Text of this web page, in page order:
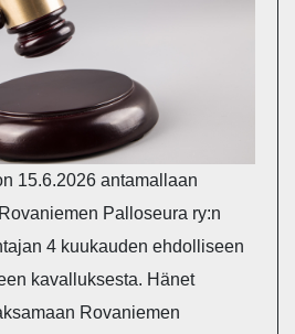
15.6.2026 antamallaan
Palloseura ry:n
4 kuukauden ehdolliseen
kavalluksesta. Hänet
Rovaniemen